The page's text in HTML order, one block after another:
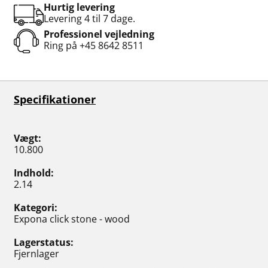
Hurtig levering
Levering 4 til 7 dage.
Professionel vejledning
Ring på +45 8642 8511
Specifikationer
Vægt
10.800
Indhold
2.14
Kategori
Expona click stone - wood
Lagerstatus
Fjernlager